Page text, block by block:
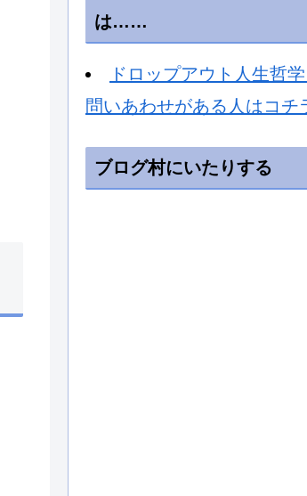
は……
ドロップアウト人生哲
問いあわせがある人はコチ
ブログ村にいたりする